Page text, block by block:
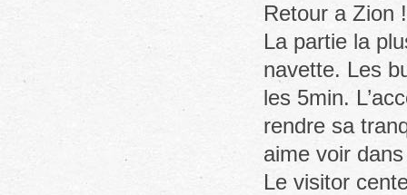
Retour a Zion !
La partie la
navette. Les
les 5min.
rendre sa
aime voir
Le visitor